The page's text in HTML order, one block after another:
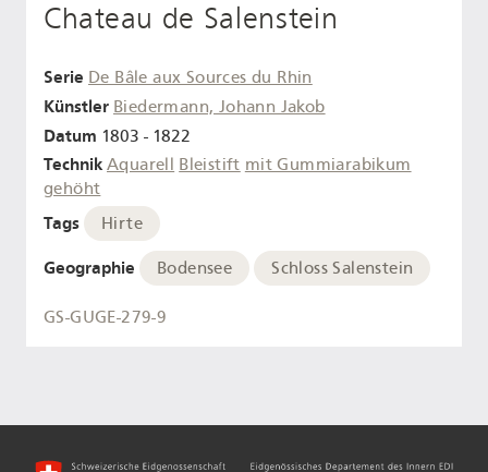
Chateau de Salenstein
Serie De Bâle aux Sources du Rhin
Künstler Biedermann, Johann Jakob
Datum 1803 - 1822
Technik Aquarell Bleistift mit Gummiarabikum
gehöht
Tags Hirte
Geographie Bodensee Schloss Salenstein
GS-GUGE-279-9